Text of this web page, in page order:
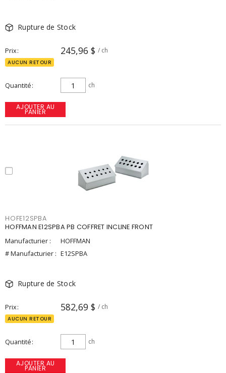
Rupture de Stock
Prix 245,96 $ / ch
AUCUN RETOUR
Quantité ch
AJOUTER AU
PANIER
HOFE12SPBA
HOFFMAN E12SPBA PB COFFRET INCLINE FRONT
Manufacturier :
HOFFMAN
# Manufacturier : E12SPBA
Rupture de Stock
Prix 582,69 $ / ch
AUCUN RETOUR
Quantité ch
AJOUTER AU
PANIER